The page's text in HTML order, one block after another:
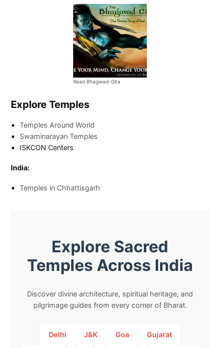
Read Bhagwad-Gita
Explore Temples
Temples Around World
Swaminarayan Temples
ISKCON Centers
India:
Temples in Chhattisgarh
Explore Sacred
Temples Across India
Discover divine architecture, spiritual heritage, and
pilgrimage guides from every corner of Bharat.
Delhi J&K Goa Gujarat